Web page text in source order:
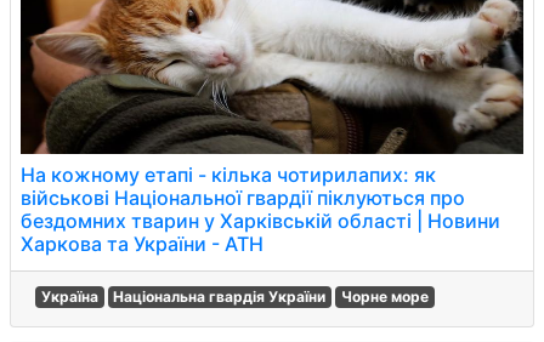
На кожному етапі - кілька чотирилапих: як
військові Національної гвардії піклуються про
бездомних тварин у Харківській області | Новини
Харкова та України - АТН
Україна Національна гвардія України Чорне море